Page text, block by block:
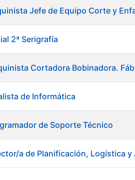
Jefe de Equipo Corte y
2ª Serigrafía
Cortadora Bobinadora.
de Informática
de Soporte Técnico
a de Planificación, Logística y